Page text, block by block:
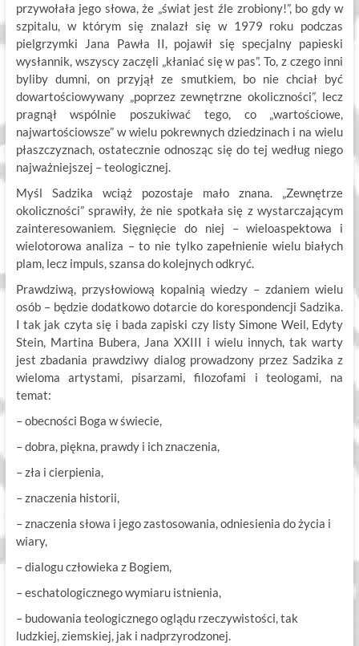
przywołała jego słowa, że „świat jest źle zrobiony!”, bo gdy w
szpitalu, w którym się znalazł się w 1979 roku podczas
pielgrzymki Jana Pawła II, pojawił się specjalny papieski
wysłannik, wszyscy zaczęli „kłaniać się w pas”. To, z czego inni
byliby dumni, on przyjął ze smutkiem, bo nie chciał być
dowartościowywany „poprzez zewnętrzne okoliczności”, lecz
pragnął wspólnie poszukiwać tego, co „wartościowe,
najwartościowsze” w wielu pokrewnych dziedzinach i na wielu
płaszczyznach, ostatecznie odnosząc się do tej według niego
najważniejszej – teologicznej.
Myśl Sadzika wciąż pozostaje mało znana. „Zewnętrze
okoliczności” sprawiły, że nie spotkała się z wystarczającym
zainteresowaniem. Sięgnięcie do niej – wieloaspektowa i
wielotorowa analiza – to nie tylko zapełnienie wielu białych
plam, lecz impuls, szansa do kolejnych odkryć.
Prawdziwą, przysłowiową kopalnią wiedzy – zdaniem wielu
osób – będzie dodatkowo dotarcie do korespondencji Sadzika.
I tak jak czyta się i bada zapiski czy listy Simone Weil, Edyty
Stein, Martina Bubera, Jana XXIII i wielu innych, tak warty
jest zbadania prawdziwy dialog prowadzony przez Sadzika z
wieloma artystami, pisarzami, filozofami i teologami, na
temat:
– obecności Boga w świecie,
– dobra, piękna, prawdy i ich znaczenia,
– zła i cierpienia,
– znaczenia historii,
– znaczenia słowa i jego zastosowania, odniesienia do życia i
wiary,
– dialogu człowieka z Bogiem,
– eschatologicznego wymiaru istnienia,
– budowania teologicznego oglądu rzeczywistości, tak
ludzkiej, ziemskiej, jak i nadprzyrodzonej.